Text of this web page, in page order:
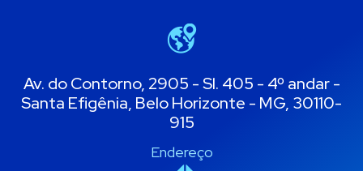
Av. do Contorno, 2905 - Sl. 405 - 4º andar -
Santa Efigênia, Belo Horizonte - MG, 30110-
915
Endereço